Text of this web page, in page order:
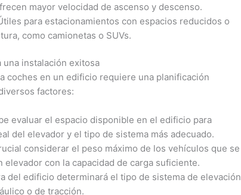
mayor velocidad de ascenso y descenso.
para estacionamientos con espacios reducidos o
como camionetas o SUVs.
instalación exitosa
coches en un edificio requiere una planificación
factores:
evaluar el espacio disponible en el edificio para
del elevador y el tipo de sistema más adecuado.
considerar el peso máximo de los vehículos que se
elevador con la capacidad de carga suficiente.
del edificio determinará el tipo de sistema de elevación
o de tracción.